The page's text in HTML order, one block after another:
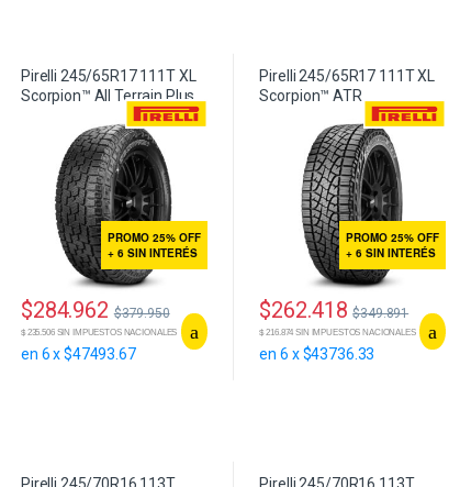
Pirelli 245/65R17 111T XL
Scorpion™ All Terrain Plus
PROMO 25% OFF
+ 6 SIN INTERÉS
$284.962 $379.950
$ 235.506 SIN IMPUESTOS NACIONALES
en 6 x $47493.67
Pirelli 245/65R17 111T XL
Scorpion™ ATR
PROMO 25% OFF
+ 6 SIN INTERÉS
$262.418 $349.891
$ 216.874 SIN IMPUESTOS NACIONALES
en 6 x $43736.33
Pirelli 245/70R16 113T
Pirelli 245/70R16 113T